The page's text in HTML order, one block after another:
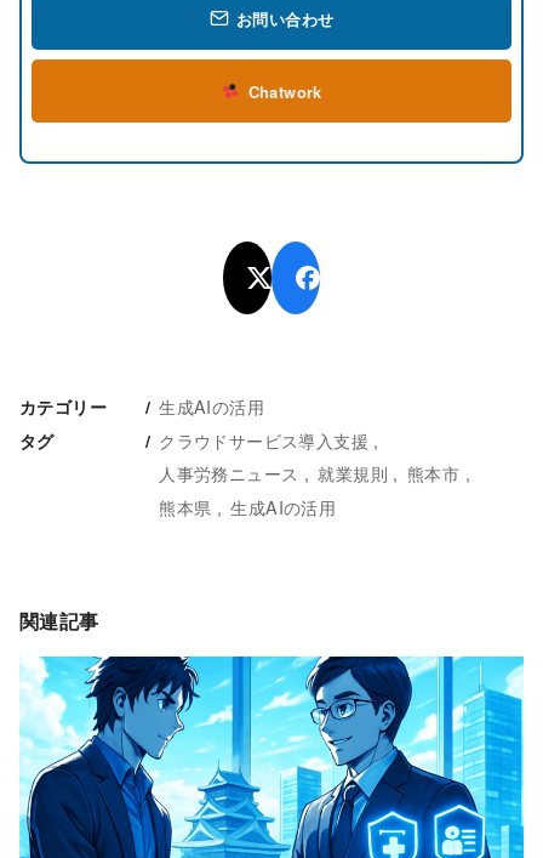
お問い合わせ
Chatwork
カテゴリー 生成AIの活用
タグ
クラウドサービス導入支援
人事労務ニュース
就業規則
熊本市
熊本県
生成AIの活用
関連記事